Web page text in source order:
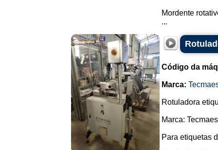
Mordente
...
Código da
Marca:
Rotuladora
Marca:
Para etiquetas